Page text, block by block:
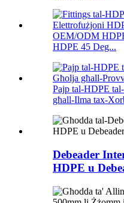
OEM/ODM
HDPE 45 Deg...
Pajp tal-HDPE
għall-Ilma tax-
Debeader
HDPE u